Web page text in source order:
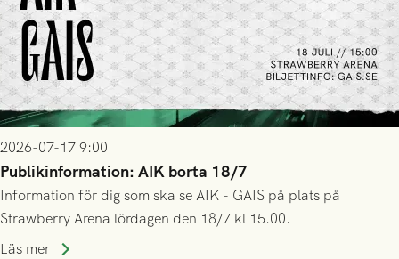
2026-07-17 9:00
Publikinformation: AIK borta 18/7
Information för dig som ska se AIK - GAIS på plats på
Strawberry Arena lördagen den 18/7 kl 15.00.
Läs mer